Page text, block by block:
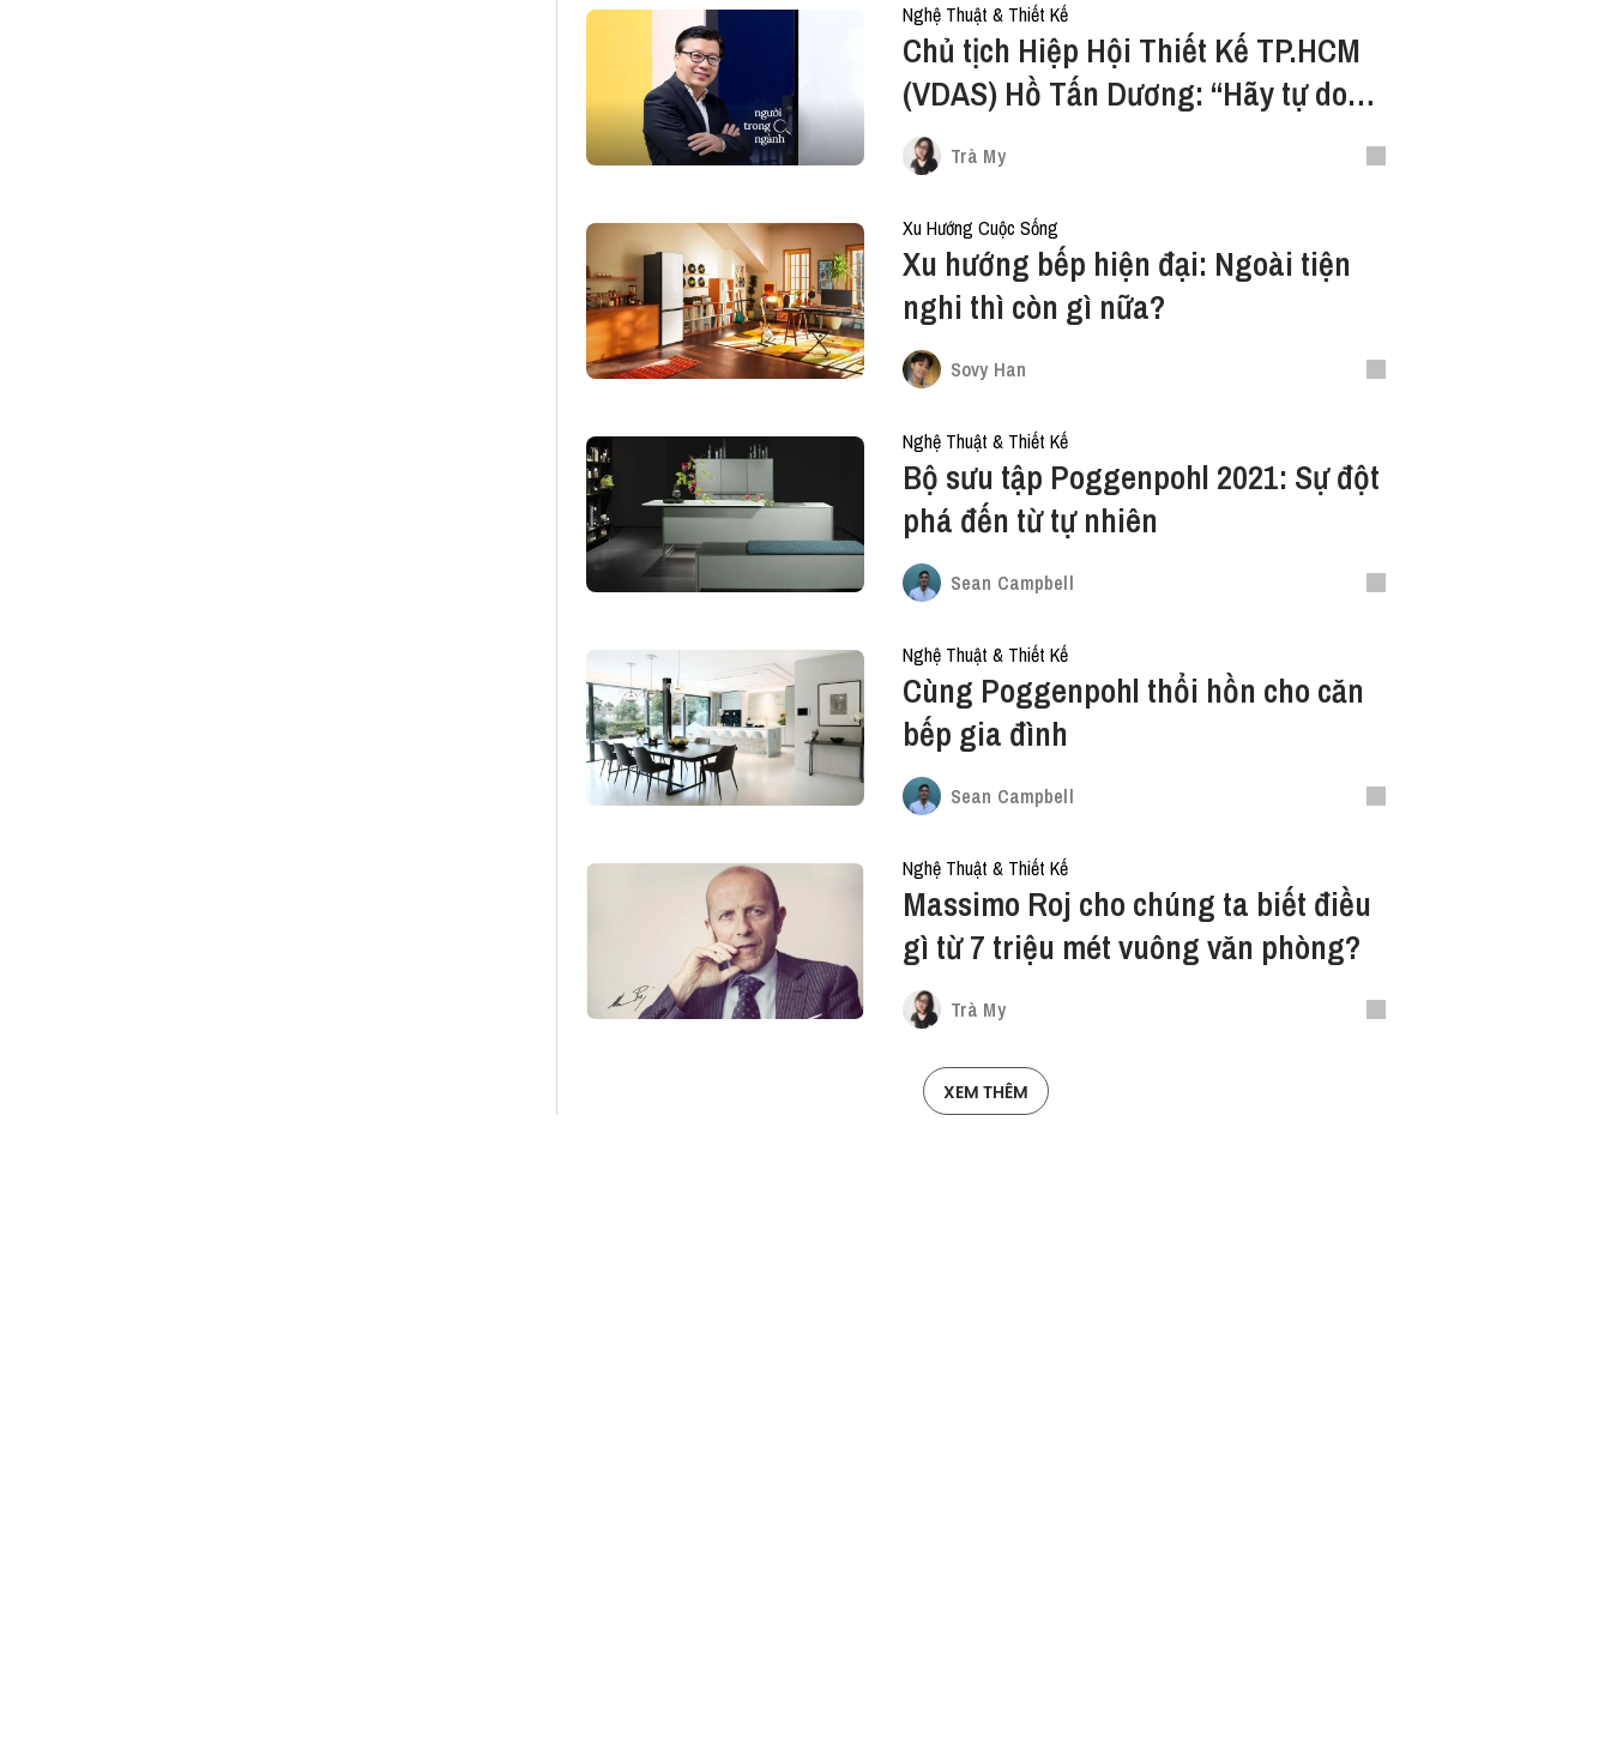
Nghệ Thuật & Thiết Kế
Chủ tịch Hiệp Hội Thiết Kế TP.HCM
(VDAS) Hồ Tấn Dương: “Hãy tự do
tung hứng với màu sắc và hình khối”
Trà My
Xu Hướng Cuộc Sống
Xu hướng bếp hiện đại: Ngoài tiện
nghi thì còn gì nữa?
Sovy Han
Nghệ Thuật & Thiết Kế
Bộ sưu tập Poggenpohl 2021: Sự đột
phá đến từ tự nhiên
Sean Campbell
Nghệ Thuật & Thiết Kế
Cùng Poggenpohl thổi hồn cho căn
bếp gia đình
Sean Campbell
Nghệ Thuật & Thiết Kế
Massimo Roj cho chúng ta biết điều
gì từ 7 triệu mét vuông văn phòng?
Trà My
XEM THÊM